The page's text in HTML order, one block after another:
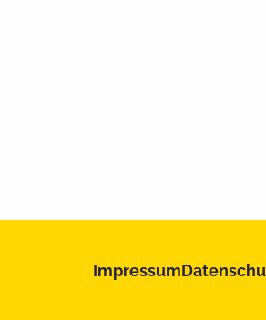
Impressum